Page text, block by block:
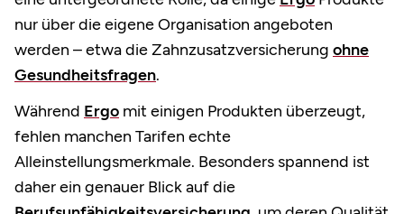
nur über die eigene Organisation angeboten
werden – etwa die Zahnzusatzversicherung ohne
Gesundheitsfragen.
Während Ergo mit einigen Produkten überzeugt,
fehlen manchen Tarifen echte
Alleinstellungsmerkmale. Besonders spannend ist
daher ein genauer Blick auf die